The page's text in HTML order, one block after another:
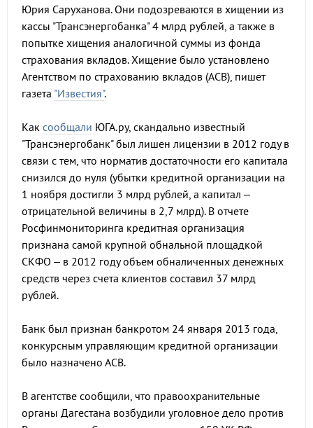
Юрия Саруханова. Они подозреваются в хищении из
кассы "Трансэнергобанка" 4 млрд рублей, а также в
попытке хищения аналогичной суммы из фонда
страхования вкладов. Хищение было установлено
Агентством по страхованию вкладов (АСВ), пишет
газета "Известия".
Как сообщали ЮГА.ру, скандально известный
"Трансэнергобанк" был лишен лицензии в 2012 году в
связи с тем, что норматив достаточности его капитала
снизился до нуля (убытки кредитной организации на
1 ноября достигли 3 млрд рублей, а капитал –
отрицательной величины в 2,7 млрд). В отчете
Росфинмониторинга кредитная организация
признана самой крупной обнальной площадкой
СКФО – в 2012 году объем обналиченных денежных
средств через счета клиентов составил 37 млрд
рублей.
Банк был признан банкротом 24 января 2013 года,
конкурсным управляющим кредитной организации
было назначено АСВ.
В агентстве сообщили, что правоохранительные
органы Дагестана возбудили уголовное дело против